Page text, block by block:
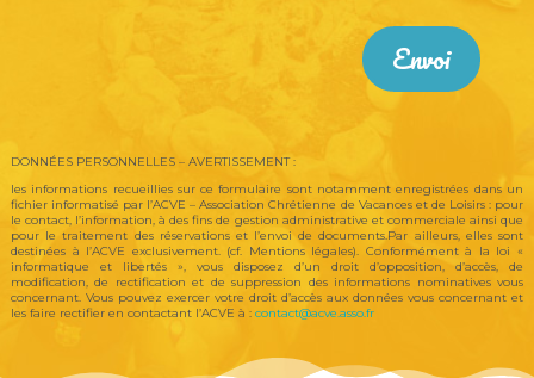
Envoi
DONNÉES PERSONNELLES – AVERTISSEMENT :
les informations recueillies sur ce formulaire sont notamment enregistrées dans un
fichier informatisé par l’ACVE – Association Chrétienne de Vacances et de Loisirs : pour
le contact, l’information, à des fins de gestion administrative et commerciale ainsi que
pour le traitement des réservations et l’envoi de documents.Par ailleurs, elles sont
destinées à l’ACVE exclusivement. (cf. Mentions légales). Conformément à la loi «
informatique et libertés », vous disposez d’un droit d’opposition, d’accès, de
modification, de rectification et de suppression des informations nominatives vous
concernant. Vous pouvez exercer votre droit d’accès aux données vous concernant et
les faire rectifier en contactant l’ACVE à : contact@acve.asso.fr